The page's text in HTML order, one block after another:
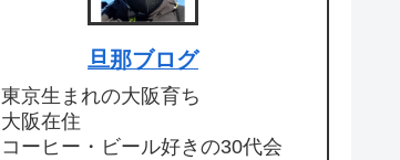
旦那ブログ
東京生まれの大阪育ち
大阪在住
コーヒー・ビール好きの30代会